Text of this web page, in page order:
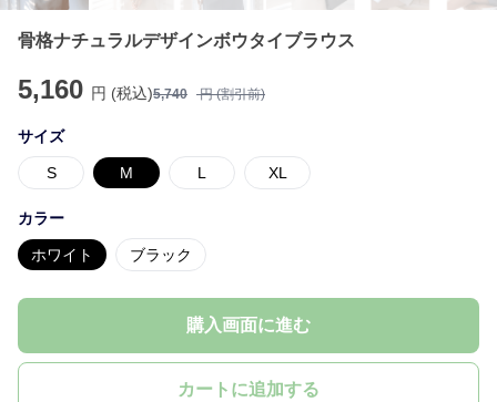
骨格ナチュラルデザインボウタイブラウス
5,160 円 (税込)5,740 円 (割引前)
サイズ
S M L XL
カラー
ホワイト ブラック
購入画面に進む
カートに追加する